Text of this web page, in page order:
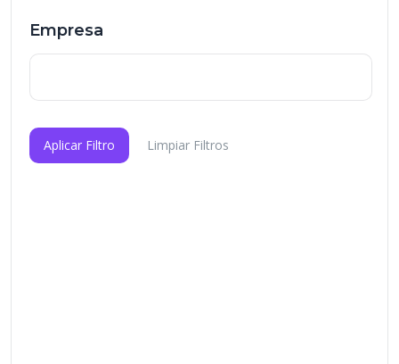
Empresa
Aplicar Filtro Limpiar Filtros